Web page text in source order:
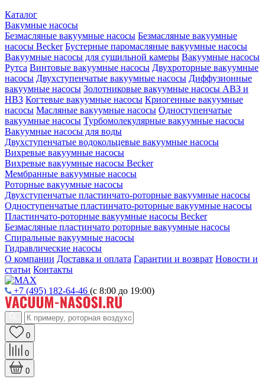
Каталог
Вакумные насосы
Безмасляные вакуумные насосы Безмасляные вакуумные
насосы Becker Бустерные паромасляные вакуумные насосы
Вакуумные насосы для сушильной камеры Вакуумные насосы
Рутса Винтовые вакуумные насосы Двухроторные вакуумные
насосы Двухступенчатые вакуумные насосы Диффузионные
вакуумные насосы Золотниковые вакуумные насосы АВЗ и
НВЗ Когтевые вакуумные насосы Криогенные вакуумные
насосы Масляные вакуумные насосы Одноступенчатые
вакуумные насосы Турбомолекулярные вакуумные насосы
Вакуумные насосы для воды
Двухступенчатые водокольцевые вакуумные насосы
Вихревые вакуумные насосы
Вихревые вакуумные насосы Becker
Мембранные вакуумные насосы
Роторные вакуумные насосы
Двухступенчатые пластинчато-роторные вакуумные насосы
Одноступенчатые пластинчато-роторные вакуумные насосы
Пластинчато-роторные вакуумные насосы Becker
Безмасляные пластинчато роторные вакуумные насосы
Спиральные вакуумные насосы
Гидравлические насосы
О компании Доставка и оплата Гарантии и возврат Новости и
статьи Контакты
+7 (495) 182-64-46 (с 8:00 до 19:00)
0
0
0